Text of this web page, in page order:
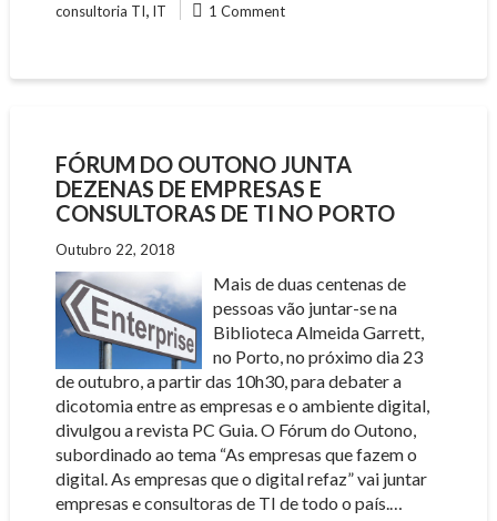
consultoria TI IT 1 Comment
FÓRUM DO OUTONO JUNTA
DEZENAS DE EMPRESAS E
CONSULTORAS DE TI NO PORTO
Outubro 22, 2018
Mais de duas centenas de
pessoas vão juntar-se na
Biblioteca Almeida Garrett,
no Porto, no próximo dia 23
de outubro, a partir das 10h30, para debater a
dicotomia entre as empresas e o ambiente digital,
divulgou a revista PC Guia. O Fórum do Outono,
subordinado ao tema “As empresas que fazem o
digital. As empresas que o digital refaz” vai juntar
empresas e consultoras de TI de todo o país.…